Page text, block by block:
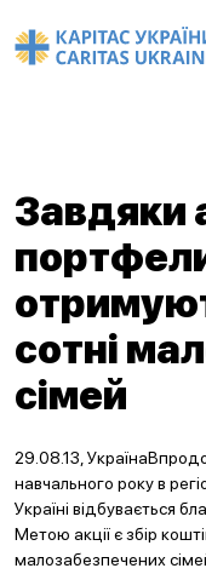
Завдяки
сотні
сімей
29.08.13,
навчального року в
Україні відбувається
Метою акції є збір
малозабезпечених